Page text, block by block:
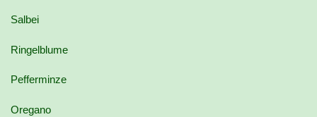
Salbei
Ringelblume
Pefferminze
Oregano